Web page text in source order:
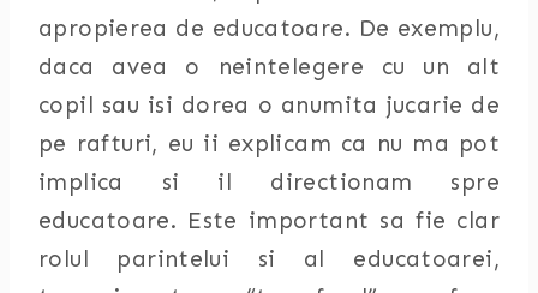
apropierea de educatoare. De exemplu,
daca avea o neintelegere cu un alt
copil sau isi dorea o anumita jucarie de
pe rafturi, eu ii explicam ca nu ma pot
implica si il directionam spre
educatoare. Este important sa fie clar
rolul parintelui si al educatoarei,